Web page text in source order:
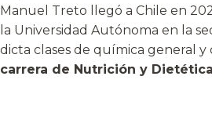
Manuel Treto llegó a Chile en
la Universidad Autónoma en la
dicta clases de química general
carrera de Nutrición y Dietética